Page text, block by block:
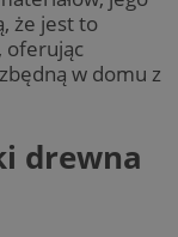
że jest to
oferując
w domu z
drewna